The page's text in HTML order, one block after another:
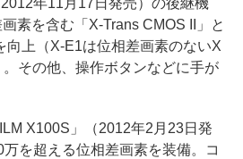
素を含む「X-Trans CMOS II」と
向上（X-E1は位相差画素のないX
その他、操作ボタンなどに手が
X100S」（2012年2月23日発
を超える位相差画素を装備。コ